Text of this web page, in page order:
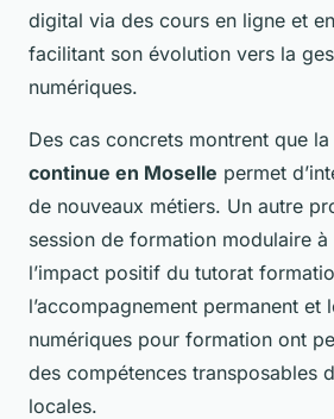
digital via des cours en ligne et
facilitant son évolution vers la
numériques.
Des cas concrets montrent que la
continue en Moselle permet
de nouveaux métiers. Un autre
session de formation modulaire
l’impact positif du tutorat
l’accompagnement permanent et
numériques pour formation ont
des compétences transposables
locales.